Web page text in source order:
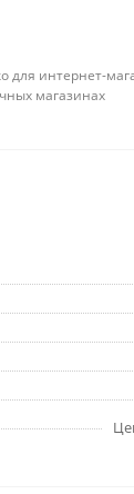
для интернет-
магазинах